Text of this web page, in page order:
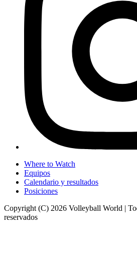
Where to Watch
Equipos
Calendario y resultados
Posiciones
Copyright (C) 2026 Volleyball World |
reservados